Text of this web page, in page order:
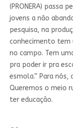
(PRONERA) passa
jovens a não
pesquisa, na
conhecimento tem
no campo. Tem
pra poder ir pra
esmola.” Para nós,
Queremos o meio
ter educação.